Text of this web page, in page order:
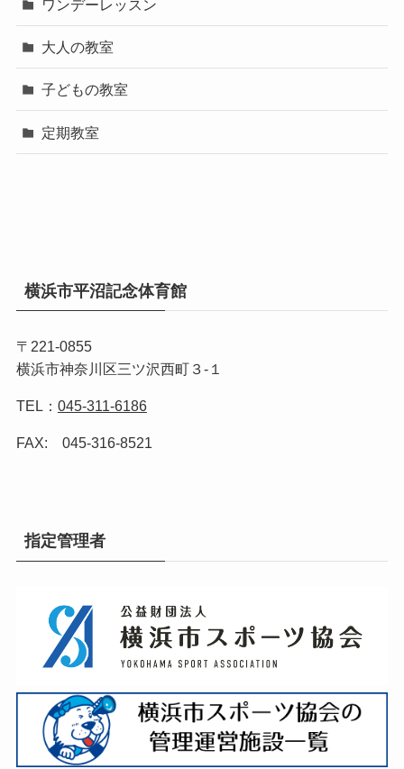
ワンデーレッスン
大人の教室
子どもの教室
定期教室
横浜市平沼記念体育館
〒221-0855
横浜市神奈川区三ツ沢西町３-１
TEL： 045-311-6186
FAX: 045-316-8521
指定管理者